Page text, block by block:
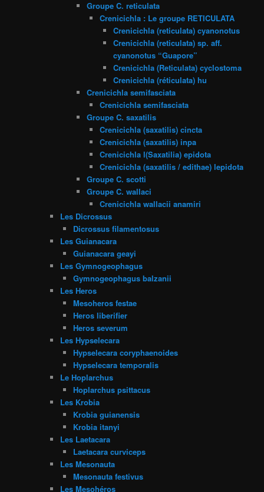
Groupe C. reticulata
Crenicichla : Le groupe RETICULATA
Crenicichla (reticulata) cyanonotus
Crenicichla (reticulata) sp. aff.
cyanonotus “Guapore”
Crenicichla (Reticulata) cyclostoma
Crenicichla (réticulata) hu
Crenicichla semifasciata
Crenicichla semifasciata
Groupe C. saxatilis
Crenicichla (saxatilis) cincta
Crenicichla (saxatilis) inpa
Crenicichla l(Saxatilia) epidota
Crenicichla (saxatilis / edithae) lepidota
Groupe C. scotti
Groupe C. wallaci
Crenicichla wallacii anamiri
Les Dicrossus
Dicrossus filamentosus
Les Guianacara
Guianacara geayi
Les Gymnogeophagus
Gymnogeophagus balzanii
Les Heros
Mesoheros festae
Heros liberifier
Heros severum
Les Hypselecara
Hypselecara coryphaenoides
Hypselecara temporalis
Le Hoplarchus
Hoplarchus psittacus
Les Krobia
Krobia guianensis
Krobia itanyi
Les Laetacara
Laetacara curviceps
Les Mesonauta
Mesonauta festivus
Les Mesohéros